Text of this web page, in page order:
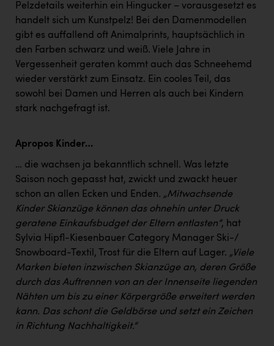
Pelzdetails weiterhin ein Hingucker – vorausgesetzt es
handelt sich um Kunstpelz! Bei den Damenmodellen
gibt es auffallend oft Animalprints, hauptsächlich in
den Farben schwarz und weiß. Viele Jahre in
Vergessenheit geraten kommt auch das Schneehemd
wieder verstärkt zum Einsatz. Ein cooles Teil, das
sowohl bei Damen und Herren als auch bei Kindern
stark nachgefragt ist.
Apropos Kinder…
… die wachsen ja bekanntlich schnell. Was letzte
Saison noch gepasst hat, zwickt und zwackt heuer
schon an allen Ecken und Enden. „Mitwachsende
Kinder Skianzüge können das ohnehin unter Druck
geratene Einkaufsbudget der Eltern entlasten“, hat
Sylvia Hipfl-Kiesenbauer Category Manager Ski-/
Snowboard-Textil, Trost für die Eltern auf Lager. „Viele
Marken bieten inzwischen Skianzüge an, deren Größe
durch das Auftrennen von an der Innenseite liegenden
Nähten um bis zu einer Körpergröße erweitert werden
kann. Das schont die Geldbörse und setzt ein Zeichen
in Richtung Nachhaltigkeit.“